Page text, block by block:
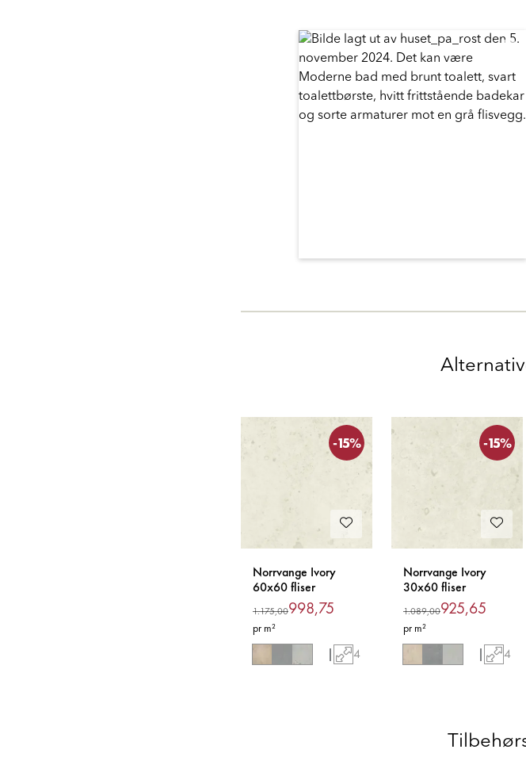
-15%
Norrvange Ivory
60x60 fliser
1.175,00998,75
pr m²
| 4
-15%
Norrvange Ivory
30x60 fliser
1.089,00925,65
pr m²
| 4